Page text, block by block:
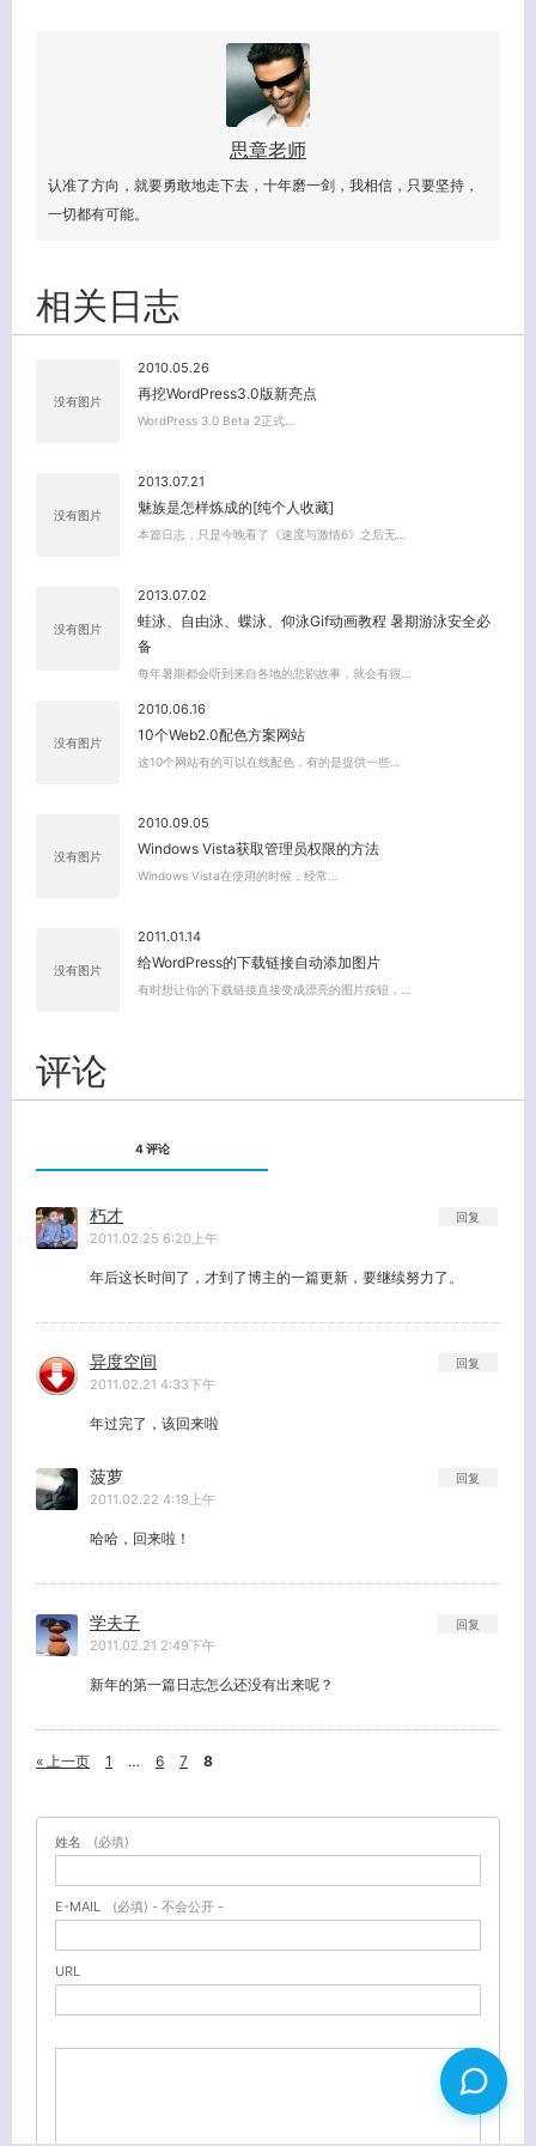
思章老师
认准了方向，就要勇敢地走下去，十年磨一剑，我相信，只要坚持，
一切都有可能。
相关日志
没有图片
2010.05.26
再挖WordPress3.0版新亮点
WordPress 3.0 Beta 2正式…
没有图片
2013.07.21
魅族是怎样炼成的[纯个人收藏]
本篇日志，只是今晚看了《速度与激情6》之后无…
没有图片
2013.07.02
蛙泳、自由泳、蝶泳、仰泳Gif动画教程 暑期游泳安全必
备
每年暑期都会听到来自各地的悲剧故事，就会有很…
没有图片
2010.06.16
10个Web2.0配色方案网站
这10个网站有的可以在线配色，有的是提供一些…
没有图片
2010.09.05
Windows Vista获取管理员权限的方法
Windows Vista在使用的时候，经常…
没有图片
2011.01.14
给WordPress的下载链接自动添加图片
有时想让你的下载链接直接变成漂亮的图片按钮，…
评论
4 评论
朽才
2011.02.25 6:20上午
年后这长时间了，才到了博主的一篇更新，要继续努力了。
回复
异度空间
2011.02.21 4:33下午
年过完了，该回来啦
回复
菠萝
2011.02.22 4:19上午
哈哈，回来啦！
回复
学夫子
2011.02.21 2:49下午
新年的第一篇日志怎么还没有出来呢？
回复
« 上一页 1 … 6 7 8
姓名 (必填)
E-MAIL (必填) - 不会公开 -
URL